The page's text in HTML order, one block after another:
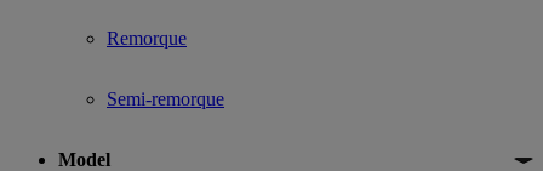
Remorque
Semi-remorque
Model